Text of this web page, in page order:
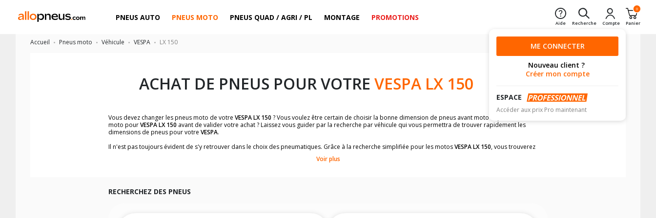
PNEUS AUTO PNEUS MOTO PNEUS QUAD / AGRI / PL MONTAGE PROMOTIONS
Aide Recherche Compte
0
Panier
ME CONNECTER
Nouveau client ?
Créer mon compte
ESPACE
Accéder aux prix Pro maintenant
Accueil Pneus moto Véhicule VESPA LX 150
ACHAT DE PNEUS POUR VOTRE VESPA LX 150
Vous devez changer les pneus moto de votre VESPA LX 150 ? Vous voulez être certain de choisir la bonne dimension de pneus avant moto et pneus arrière
moto pourVESPA LX 150 avant de valider votre achat ? Laissez vous guider par la recherche par véhicule qui vous permettra de trouver rapidement les
dimensions de pneus pour votre VESPA.
Il n'est pas toujours évident de s'y retrouver dans le choix des pneumatiques. Grâce à la recherche simplifiée pour les motosVESPA LX 150, vous trouverez
Vous ne savez pas comment trouver les dimensions de vos pneus ? Ces informations sont indiquées sur le flanc des pneumatiques, dans le carnet de bord de
facilement.
Voir plus
RECHERCHEZ DES PNEUS